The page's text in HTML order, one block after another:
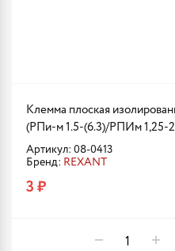
Клемма плоская
(РПи-м 1.5-(6.3)/РПИм 1,25-
Артикул: 08-0413
Бренд: REXANT
3 ₽